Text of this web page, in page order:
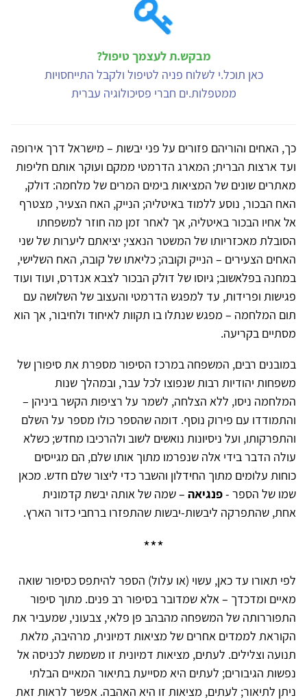
מבקש.ת לעצמך טיפול?
כאן תוכל.י לשלוח פניה לטיפול ולקבל התייחסויות
ממטפלות.ים חברי פסיכולוגיה עברית
כך, האחים והוריהם פזורים על פני יבשות – מישראל דרך אירופה
ועד ארצות הברית; המארג הדרמטי ממקם ועוקר אותם חליפות
מאתרים שונים של המציאות בימים המרים של מלחמה: דולק,
האח הבכור, נוסע ללמוד באיטליה; הנייק, האח הצעיר, מצטרף
אל אחיו הבכור באיטליה, אך לאחר זמן מה חוזר למשפחתו
הסובלת מאכזריותו של המשטר הנאצי; יציאתם ליערות של שני
האחים הצעירים – הנייק וקובה; כליאתו של קובה, האח השלישי,
במחנה בפלאשוב; גיוסו של דולק הבכור לצבא אנדרס, ועוד ועוד
פגישות ופרידות, עד למפגש הדרמטי והעצוב של השלושה עם
תום המלחמה – מפגש שנתלו בו תקוות לאיחוד ולחיבור, אך הוא
מסתיים בקריעה.
במובנים רבים, המשפחה במרכז הסיפור מספרת את סיפורן של
משפחות יהודיות רבות שנפוצו לכל עבר, ובמהלך שנות
המלחמה ניסו, ללא הצלחה, לשמר על רציפות הקשר ביניהן –
והתמודדו עם פירוק נוסף. דומה שהספר כולו מספר על השלם
והתפרקותו, ועל ניסיונות נואשים לשוב ולהרכיבו מחדש; כשלא
עולה הדבר בידי אלה שנפרמו מתוך אותו שלם, הם מגייסים
כוחות עלומים מתוך החידלון והשבר כדי ליצור שלם חדש. מכאן
שמו של הספר -פנגיאה – שמה של אותה יבשת קדמונית
אחת, שהתפרקה ליבשות-יבשות שהתפזרו ברחבי כדור הארץ.
***
לפי תאורו עד כאן, עשוי (או עלול) הספר להיתפס כסיפור שואה
מאיים ומדכדך – אלא שמדובר בסיפור רב פנים. מתוך סיפור
התפוררותה של המשפחה מהבהב פן פלאי, צבעוני, שמעביר את
הקוראת לממדים אחרים של מציאות דמיונית, מרהיבה, מלאת
תנועה וצלילים. לעתים, מציאות דמיונית זו משמשת לכניסה אל
נפשות הגיבורים; לעתים היא מסייעת בתיאור המאיים הבלתי
ניתן לתיאור; לעתים, מציאות זו היא האהבה. אפשר לראות זאת